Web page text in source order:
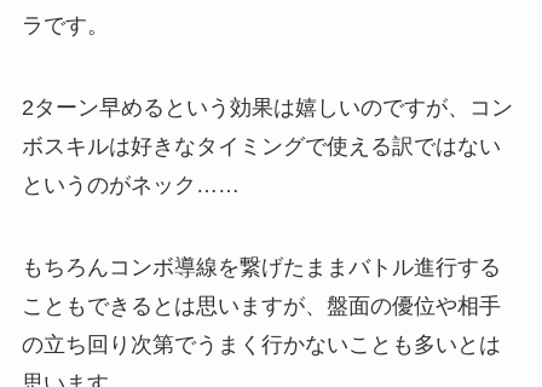
ラです。
2ターン早めるという効果は嬉しいのですが、コン
ボスキルは好きなタイミングで使える訳ではない
というのがネック……
もちろんコンボ導線を繋げたままバトル進行する
こともできるとは思いますが、盤面の優位や相手
の立ち回り次第でうまく行かないことも多いとは